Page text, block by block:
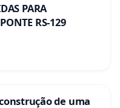
PARA
RS-129
de uma